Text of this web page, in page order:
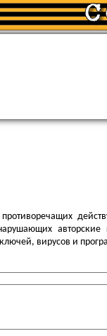
вирусов и